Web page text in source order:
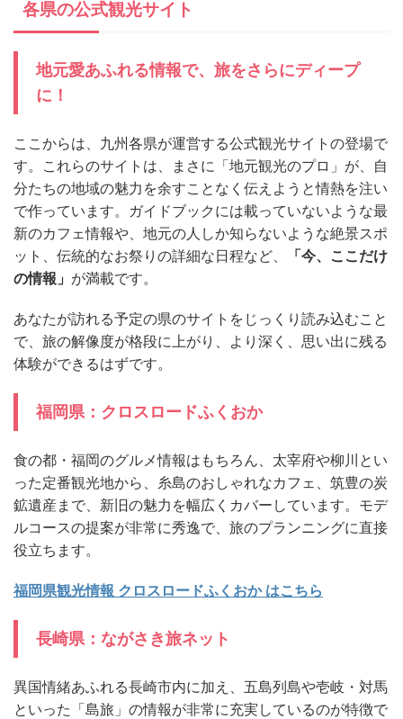
各県の公式観光サイト
地元愛あふれる情報で、旅をさらにディープ
に！
ここからは、九州各県が運営する公式観光サイトの登場で
す。これらのサイトは、まさに「地元観光のプロ」が、自
分たちの地域の魅力を余すことなく伝えようと情熱を注い
で作っています。ガイドブックには載っていないような最
新のカフェ情報や、地元の人しか知らないような絶景スポ
ット、伝統的なお祭りの詳細な日程など、
「今、ここだけ
の情報」 が満載です。
あなたが訪れる予定の県のサイトをじっくり読み込むこと
で、旅の解像度が格段に上がり、より深く、思い出に残る
体験ができるはずです。
福岡県：クロスロードふくおか
食の都・福岡のグルメ情報はもちろん、太宰府や柳川とい
った定番観光地から、糸島のおしゃれなカフェ、筑豊の炭
鉱遺産まで、新旧の魅力を幅広くカバーしています。モデ
ルコースの提案が非常に秀逸で、旅のプランニングに直接
役立ちます。
福岡県観光情報 クロスロードふくおか はこちら
長崎県：ながさき旅ネット
異国情緒あふれる長崎市内に加え、五島列島や壱岐・対馬
といった「島旅」の情報が非常に充実しているのが特徴で